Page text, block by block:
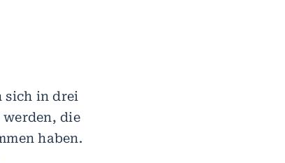
sich in drei
die
haben.